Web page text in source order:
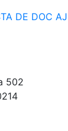
DE DOC
502